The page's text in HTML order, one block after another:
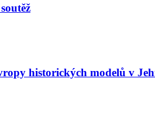
historických modelů v